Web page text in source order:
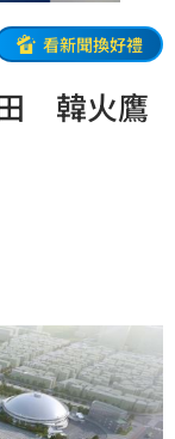
看新聞換好禮
韓火鷹